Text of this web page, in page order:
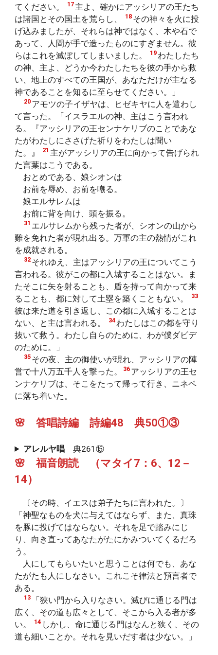
てください。
17 主よ、確かにアッシリアの王たち
は諸国とその国土を荒らし、
18 その神々を火に投
げ込みましたが、それらは神ではなく、木や石で
あって、人間が手で造ったものにすぎません。彼
らはこれを滅ぼしてしまいました。
19わたしたち
の神、主よ、どうか今わたしたちを彼の手から救
い、地上のすべての王国が、あなただけが主なる
神であることを知るに至らせてください。」
20 アモツの子イザヤは、ヒゼキヤに人を遣わし
て言った。「イスラエルの神、主はこう言われ
る。『アッシリアの王センナケリブのことであな
たがわたしにささげた祈りをわたしは聞い
た。』
21 主がアッシリアの王に向かって告げられ
た言葉はこうである。
おとめである、娘シオンは
お前を辱め、お前を嘲る。
娘エルサレムは
お前に背を向け、頭を振る。
31 エルサレムから残った者が、シオンの山から
難を免れた者が現れ出る。万軍の主の熱情がこれ
を成就される。
32 それゆえ、主はアッシリアの王についてこう
言われる。彼がこの都に入城することはない。ま
たそこに矢を射ることも、盾を持って向かって来
ることも、都に対して土塁を築くこともない。
33
彼は来た道を引き返し、この都に入城することは
ない、と主は言われる。
34わたしはこの都を守り
抜いて救う。わたし自らのために、わが僕ダビデ
のために。」
35 その夜、主の御使いが現れ、アッシリアの陣
営で十八万五千人を撃った。
36 アッシリアの王セ
ンナケリブは、そこをたって帰って行き、ニネベ
に落ち着いた。
🌸 答唱詩編 詩編48 典50①③
アレルヤ唱 典261⑮
🌸 福音朗読 （マタイ7：6、12－
14）
〔その時、イエスは弟子たちに言われた。〕
「神聖なものを犬に与えてはならず、また、真珠
を豚に投げてはならない。それを足で踏みにじ
り、向き直ってあなたがたにかみついてくるだろ
う。
人にしてもらいたいと思うことは何でも、あな
たがたも人にしなさい。これこそ律法と預言者で
ある。
13
「狭い門から入りなさい。滅びに通じる門は
広く、その道も広々として、そこから入る者が多
い。
14 しかし、命に通じる門はなんと狭く、その
道も細いことか。それを見いだす者は少ない。」